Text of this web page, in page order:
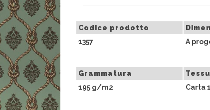
Codice prodotto
1357
A
Grammatura
195 g/m2
Carta